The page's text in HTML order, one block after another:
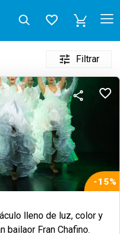
Filtrar
-15%
lleno de luz, color y
bailaor Fran Chafino.